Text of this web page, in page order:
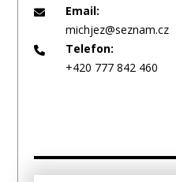
Email:
michjez@seznam.cz
Telefon:
+420 777 842 460